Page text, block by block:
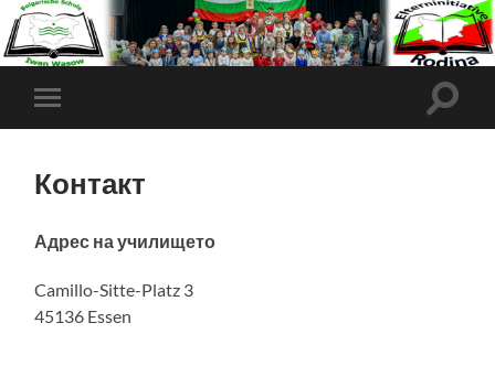
Контакт
Адрес на училището
Camillo-Sitte-Platz 3
45136 Essen